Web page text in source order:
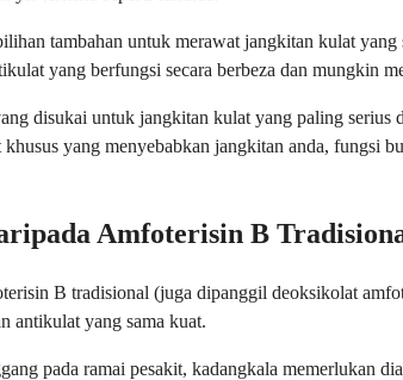
tambahan untuk merawat jangkitan kulat
yang berfungsi secara berbeza dan mungkin
disukai untuk jangkitan kulat yang paling
yang menyebabkan jangkitan anda, fungsi
Amfoterisin B
B tradisional (juga dipanggil deoksikolat
antikulat yang sama kuat.
pada ramai pesakit, kadangkala memerlukan